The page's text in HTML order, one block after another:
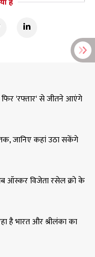
फिर 'रफ्तार' से जीतने आएंगे
जानिए कहां उठा सकेंगे
ऑस्कर विजेता रसेल क्रो के
है भारत और श्रीलंका का